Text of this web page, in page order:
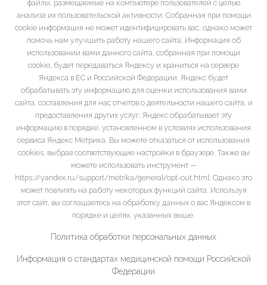
файлы, размещаемые на компьютере пользователей с целью
анализа их пользовательской активности. Собранная при помощи
cookie информация не может идентифицировать вас, однако может
помочь нам улучшить работу нашего сайта. Информация об
использовании вами данного сайта, собранная при помощи
cookie, будет передаваться Яндексу и храниться на сервере
Яндекса в ЕС и Российской Федерации. Яндекс будет
обрабатывать эту информацию для оценки использования вами
сайта, составления для нас отчетов о деятельности нашего сайта, и
предоставления других услуг. Яндекс обрабатывает эту
информацию в порядке, установленном в условиях использования
сервиса Яндекс Метрика. Вы можете отказаться от использования
cookies, выбрав соответствующие настройки в браузере. Также вы
можете использовать инструмент —
https://yandex.ru/support/metrika/general/opt-out.html. Однако это
может повлиять на работу некоторых функций сайта. Используя
этот сайт, вы соглашаетесь на обработку данных о вас Яндексом в
порядке и целях, указанных выше.
Политика обработки персональных данных
Информация о стандартах медицинской помощи Российской
Федерации